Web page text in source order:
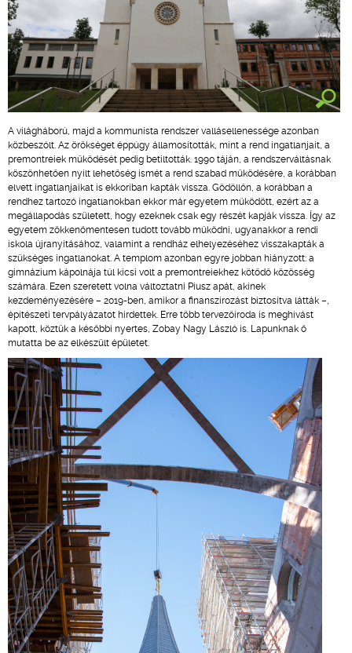
A világháború, majd a kommunista rendszer vallásellenessége azonban
közbeszólt. Az örökséget éppúgy államosították, mint a rend ingatlanjait, a
premontreiek működését pedig betiltották. 1990 táján, a rendszerváltásnak
köszönhetően nyílt lehetőség ismét a rend szabad működésére, a korábban
elvett ingatlanjaikat is ekkoriban kapták vissza. Gödöllőn, a korábban a
rendhez tartozó ingatlanokban ekkor már egyetem működött, ezért az a
megállapodás született, hogy ezeknek csak egy részét kapják vissza. Így az
egyetem zökkenőmentesen tudott tovább működni, ugyanakkor a rendi
iskola újranyitásához, valamint a rendház elhelyezéséhez visszakapták a
szükséges ingatlanokat. A templom azonban egyre jobban hiányzott: a
gimnázium kápolnája túl kicsi volt a premontreiekhez kötődő közösség
számára. Ezen szeretett volna változtatni Piusz apát, akinek
kezdeményezésére – 2019-ben, amikor a finanszírozást biztosítva látták –,
építészeti tervpályázatot hirdettek. Erre több tervezőiroda is meghívást
kapott, köztük a későbbi nyertes, Zobay Nagy László is. Lapunknak ő
mutatta be az elkészült épületet.